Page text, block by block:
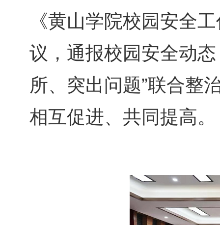
《黄山学院校园安全
议，通报校园安全动
所、突出问题”联合整
相互促进、共同提高。